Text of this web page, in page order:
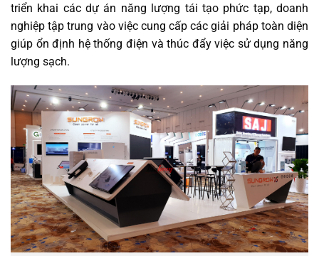
triển khai các dự án năng lượng tái tạo phức tạp, doanh
nghiệp tập trung vào việc cung cấp các giải pháp toàn diện
giúp ổn định hệ thống điện và thúc đẩy việc sử dụng năng
lượng sạch.